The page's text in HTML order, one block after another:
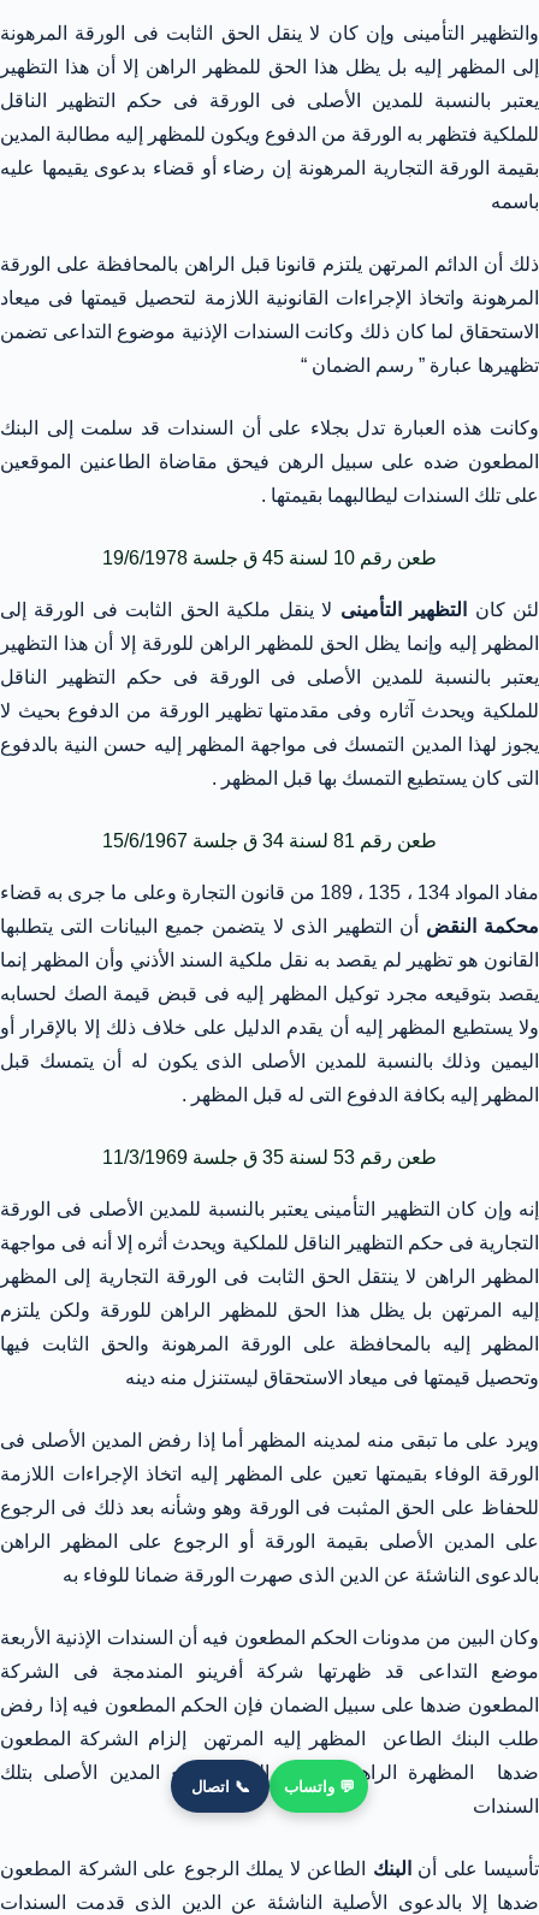
والتظهير التأمينى وإن كان لا ينقل الحق الثابت فى الورقة المرهونة
إلى المظهر إليه بل يظل هذا الحق للمظهر الراهن إلا أن هذا التظهير
يعتبر بالنسبة للمدين الأصلى فى الورقة فى حكم التظهير الناقل
للملكية فتظهر به الورقة من الدفوع ويكون للمظهر إليه مطالبة المدين
بقيمة الورقة التجارية المرهونة إن رضاء أو قضاء بدعوى يقيمها عليه
باسمه
ذلك أن الدائم المرتهن يلتزم قانونا قبل الراهن بالمحافظة على الورقة
المرهونة واتخاذ الإجراءات القانونية اللازمة لتحصيل قيمتها فى ميعاد
الاستحقاق لما كان ذلك وكانت السندات الإذنية موضوع التداعى تضمن
تظهيرها عبارة ” رسم الضمان “
وكانت هذه العبارة تدل بجلاء على أن السندات قد سلمت إلى البنك
المطعون ضده على سبيل الرهن فيحق مقاضاة الطاعنين الموقعين
على تلك السندات ليطالبهما بقيمتها .
طعن رقم 10 لسنة 45 ق جلسة 19/6/1978
لئن كان التظهير التأمينى لا ينقل ملكية الحق الثابت فى الورقة إلى
المظهر إليه وإنما يظل الحق للمظهر الراهن للورقة إلا أن هذا التظهير
يعتبر بالنسبة للمدين الأصلى فى الورقة فى حكم التظهير الناقل
للملكية ويحدث آثاره وفى مقدمتها تظهير الورقة من الدفوع بحيث لا
يجوز لهذا المدين التمسك فى مواجهة المظهر إليه حسن النية بالدفوع
التى كان يستطيع التمسك بها قبل المظهر .
طعن رقم 81 لسنة 34 ق جلسة 15/6/1967
مفاد المواد 134 ، 135 ، 189 من قانون التجارة وعلى ما جرى به قضاء
محكمة النقض أن التطهير الذى لا يتضمن جميع البيانات التى يتطلبها
القانون هو تظهير لم يقصد به نقل ملكية السند الأذني وأن المظهر إنما
يقصد بتوقيعه مجرد توكيل المظهر إليه فى قبض قيمة الصك لحسابه
ولا يستطيع المظهر إليه أن يقدم الدليل على خلاف ذلك إلا بالإقرار أو
اليمين وذلك بالنسبة للمدين الأصلى الذى يكون له أن يتمسك قبل
المظهر إليه بكافة الدفوع التى له قبل المظهر .
طعن رقم 53 لسنة 35 ق جلسة 11/3/1969
إنه وإن كان التظهير التأمينى يعتبر بالنسبة للمدين الأصلى فى الورقة
التجارية فى حكم التظهير الناقل للملكية ويحدث أثره إلا أنه فى مواجهة
المظهر الراهن لا ينتقل الحق الثابت فى الورقة التجارية إلى المظهر
إليه المرتهن بل يظل هذا الحق للمظهر الراهن للورقة ولكن يلتزم
المظهر إليه بالمحافظة على الورقة المرهونة والحق الثابت فيها
وتحصيل قيمتها فى ميعاد الاستحقاق ليستنزل منه دينه
ويرد على ما تبقى منه لمدينه المظهر أما إذا رفض المدين الأصلى فى
الورقة الوفاء بقيمتها تعين على المظهر إليه اتخاذ الإجراءات اللازمة
للحفاظ على الحق المثبت فى الورقة وهو وشأنه بعد ذلك فى الرجوع
على المدين الأصلى بقيمة الورقة أو الرجوع على المظهر الراهن
بالدعوى الناشئة عن الدين الذى صهرت الورقة ضمانا للوفاء به
وكان البين من مدونات الحكم المطعون فيه أن السندات الإذنية الأربعة
موضع التداعى قد ظهرتها شركة أفرينو المندمجة فى الشركة
المطعون ضدها على سبيل الضمان فإن الحكم المطعون فيه إذا رفض
طلب البنك الطاعن المظهر إليه المرتهن إلزام الشركة المطعون
ضدها المظهرة الراهنة بطريق التضامن مع المدين الأصلى بتلك
السندات
تأسيسا على أن البنك
الطاعن لا يملك الرجوع على الشركة المطعون
ضدها إلا بالدعوى الأصلية الناشئة عن الدين الذى قدمت السندات
💬 واتساب 📞 اتصال